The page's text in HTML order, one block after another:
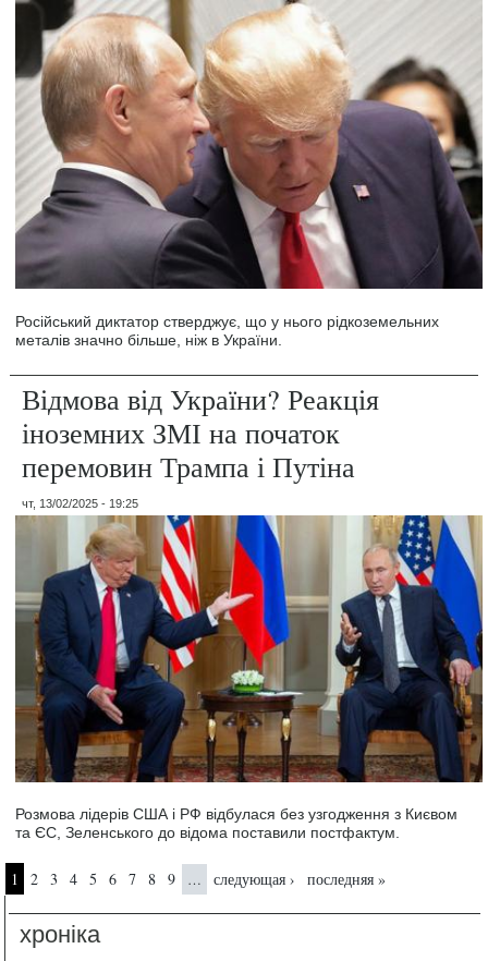
Російський диктатор стверджує, що у нього рідкоземельних
металів значно більше, ніж в України.
Відмова від України? Реакція
іноземних ЗМІ на початок
перемовин Трампа і Путіна
чт, 13/02/2025 - 19:25
Розмова лідерів США і РФ відбулася без узгодження з Києвом
та ЄС, Зеленського до відома поставили постфактум.
Страницы
1 2 3 4 5 6 7 8 9 … следующая › последняя »
хроніка